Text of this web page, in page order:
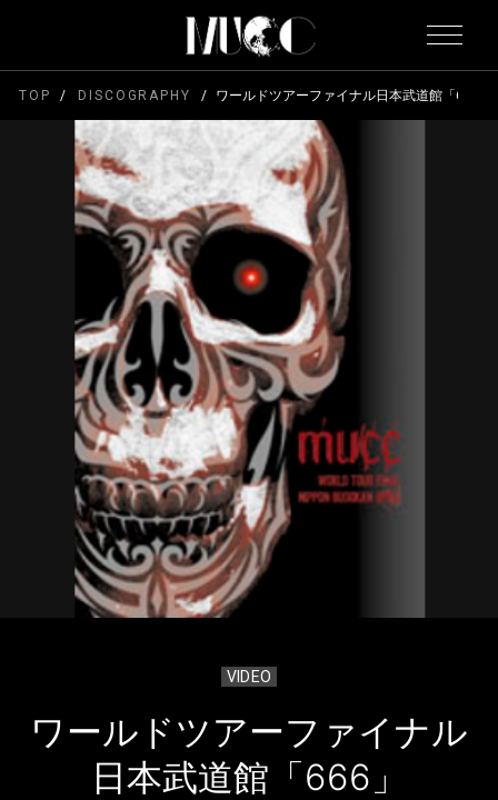
TOP DISCOGRAPHY ワールドツアーファイナル日本武道館「666」
VIDEO
ワールドツアーファイナル
日本武道館「666」